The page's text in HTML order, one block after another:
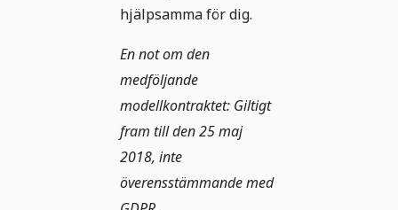
hjälpsamma för dig.
En not om den
medföljande
modellkontraktet: Giltigt
fram till den 25 maj
2018, inte
överensstämmande med